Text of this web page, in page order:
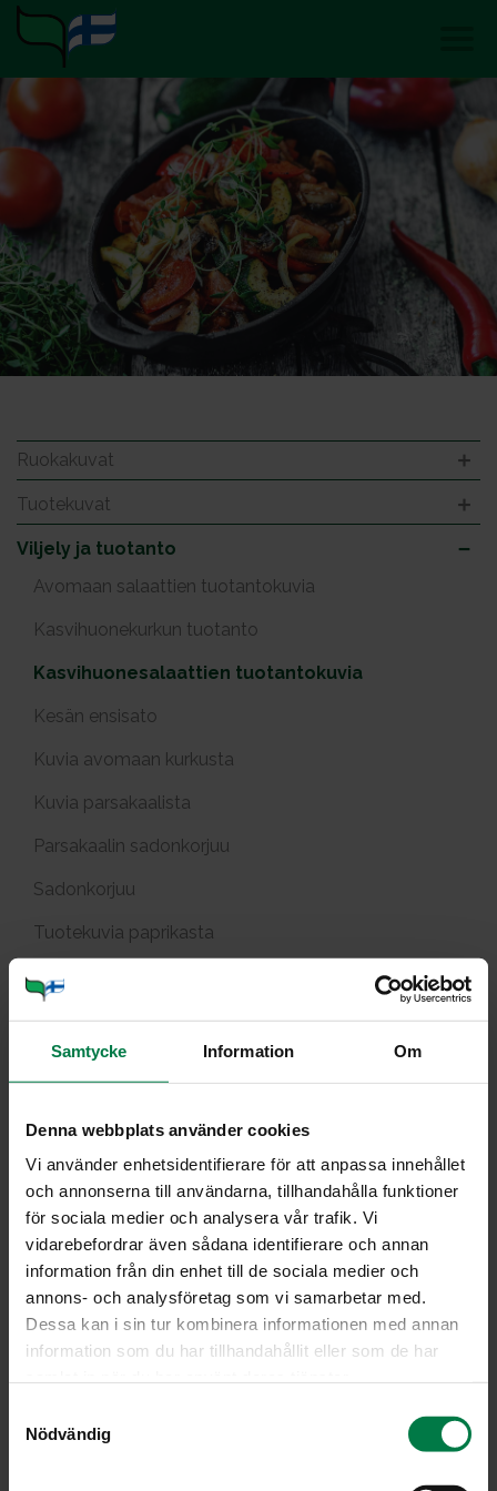
Samtycke Information Om
Denna webbplats använder cookies
Vi använder enhetsidentifierare för att anpassa innehållet
och annonserna till användarna, tillhandahålla funktioner
för sociala medier och analysera vår trafik. Vi
vidarebefordrar även sådana identifierare och annan
information från din enhet till de sociala medier och
annons- och analysföretag som vi samarbetar med.
Dessa kan i sin tur kombinera informationen med annan
information som du har tillhandahållit eller som de har
Nödvändig
Ruokakuvat
Tuotekuvat
Viljely ja tuotanto
Avomaan salaattien tuotantokuvia
Kasvihuonekurkun tuotanto
Kasvihuonesalaattien tuotantokuvia
Kesän ensisato
Kuvia avomaan kurkusta
Kuvia parsakaalista
Parsakaalin sadonkorjuu
Sadonkorjuu
Tuotekuvia paprikasta
Varhaisperunat
9357